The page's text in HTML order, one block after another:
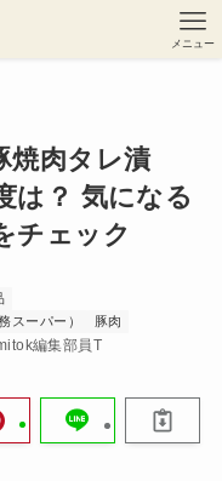
メニュー
焼肉タレ漬
は？ 気になる
チェック
スーパー） 豚肉
編集部員T